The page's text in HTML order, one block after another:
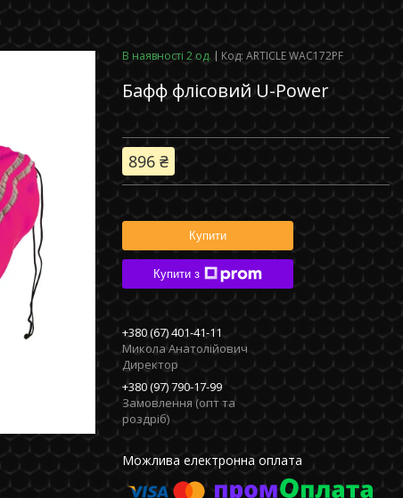
В наявності 2 од. Код: ARTICLE WAC172PF
Бафф флісовий U-Power
896 ₴
Купити
Купити з
+380 (67) 401-41-11
Микола Анатолійович
Директор
+380 (97) 790-17-99
Замовлення (опт та
роздріб)